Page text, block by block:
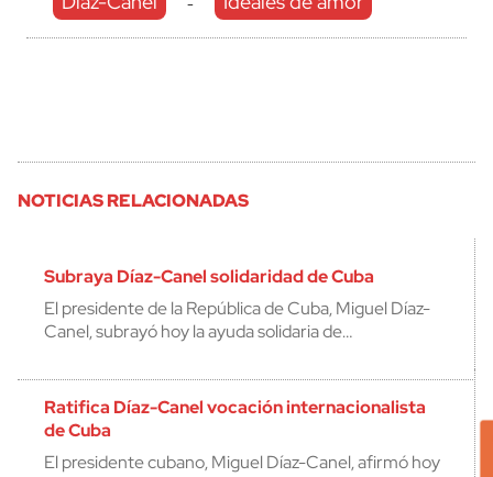
-
NOTICIAS RELACIONADAS
Subraya Díaz-Canel solidaridad de Cuba
El presidente de la República de Cuba, Miguel Díaz-
Canel, subrayó hoy la ayuda solidaria de…
Ratifica Díaz-Canel vocación internacionalista
de Cuba
El presidente cubano, Miguel Díaz-Canel, afirmó hoy